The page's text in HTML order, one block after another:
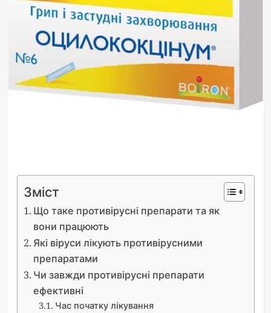
Зміст
Що таке противірусні препарати та як
вони працюють
Які віруси лікують противірусними
препаратами
Чи завжди противірусні препарати
ефективні
Час початку лікування